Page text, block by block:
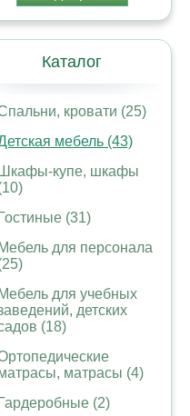
Каталог
кровати (25)
мебель (43)
Шкафы-купе, шкафы
Гостиные (31)
Мебель для персонала
Мебель для учебных
детских
(18)
матрасы (4)
Гардеробные (2)